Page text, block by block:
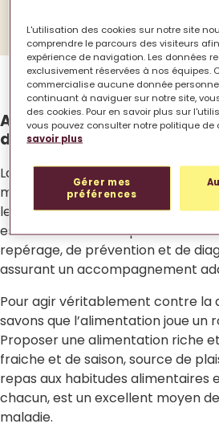
dans les résidences Colisée
Agir concrètement au
dénutrition
La dénutrition est une maladie qui
millions de personnes et qui
les personnes âgées. Pour lutter
est essentiel d’entreprendre des
repérage, de prévention et de
assurant un accompagnement
Pour agir véritablement contre la
savons que l’alimentation joue un
Proposer une alimentation riche
fraiche et de saison, source de
repas aux habitudes alimentaires
chacun, est un excellent moyen
maladie.
L'utilisation des cookies sur notre site
comprendre le parcours des visiteurs
expérience de navigation. Les données
exclusivement réservées à nos équipes.
commercialise aucune donnée
continuant à naviguer sur notre site,
des cookies. Pour en savoir plus sur
vous pouvez consulter notre politique de
savoir plus
Gérer mes
préférences